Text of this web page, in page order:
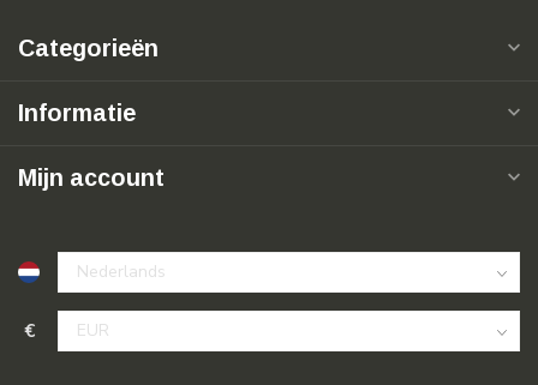
Categorieën
Informatie
Mijn account
€